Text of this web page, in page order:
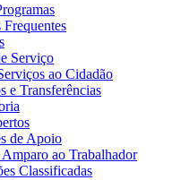
Frequentes
Serviço
ao Cidadão
e Transferências
de Apoio
ao Trabalhador
Classificadas